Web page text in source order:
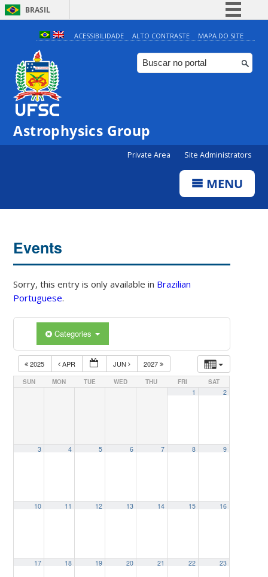
BRASIL
Simplifique!
Comunica BR
Participe
ACESSIBILIDADE ALTO CONTRASTE MAPA DO SITE
Astrophysics Group
Private Area Site Administrators
MENU
Events
Sorry, this entry is only available in Brazilian
Portuguese.
Categories
2025 APR JUN 2027
SUN MON TUE WED THU FRI SAT
1 2
3 4 5 6 7 8 9
10 11 12 13 14 15 16
17 18 19 20 21 22 23